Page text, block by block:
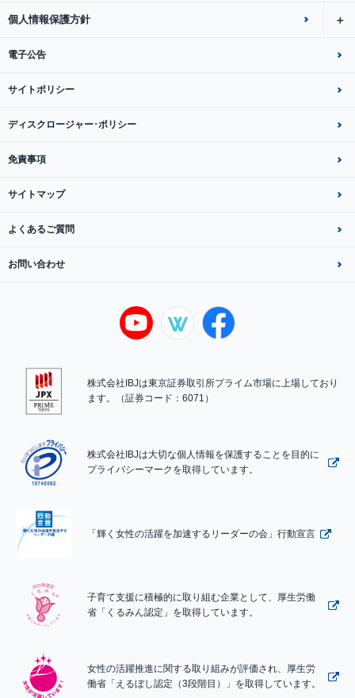
個人情報保護方針
電子公告
サイトポリシー
ディスクロージャー･ポリシー
免責事項
サイトマップ
よくあるご質問
お問い合わせ
株式会社IBJは東京証券取引所プライム市場に上場しており
ます。（証券コード：6071）
株式会社IBJは大切な個人情報を保護することを目的に
プライバシーマークを取得しています。
「輝く女性の活躍を加速するリーダーの会」行動宣言
子育て支援に積極的に取り組む企業として、厚生労働
省「くるみん認定」を取得しています。
女性の活躍推進に関する取り組みが評価され、厚生労
働省「えるぼし認定（3段階目）」を取得しています。